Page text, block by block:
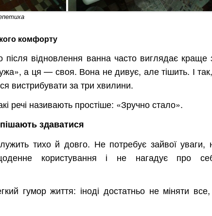
комфорту
відновлення ванна часто виглядає краще
а ця — своя. Вона не дивує, але тішить. І
вистрибувати за три хвилини.
речі називають простіше: «Зручно стало».
здаватися
тихо й довго. Не потребує зайвої уваги,
користування і не нагадує про
гумор життя: іноді достатньо не міняти